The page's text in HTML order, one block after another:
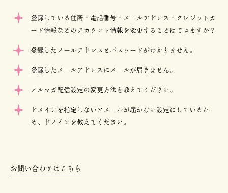
登録している住所・電話番号・メールアドレス・クレジットカ
ード情報などのアカウント情報を変更することはできますか？
登録したメールアドレスとパスワードがわかりません。
登録したメールアドレスにメールが届きません。
メルマガ配信設定の変更方法を教えてください。
ドメインを指定しないとメールが届かない設定にしているた
め、ドメインを教えてください。
お問い合わせはこちら